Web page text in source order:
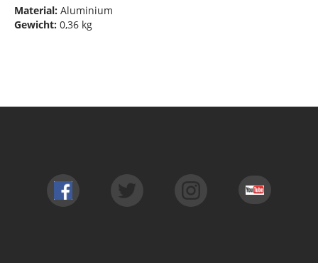
Material: Aluminium
Gewicht: 0,36 kg